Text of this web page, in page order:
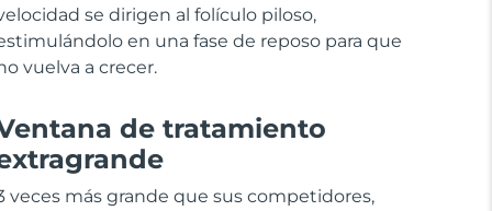
se dirigen al folículo piloso,
en una fase de reposo para que
vuelva a crecer.
de tratamiento
veces más grande que sus competidores,